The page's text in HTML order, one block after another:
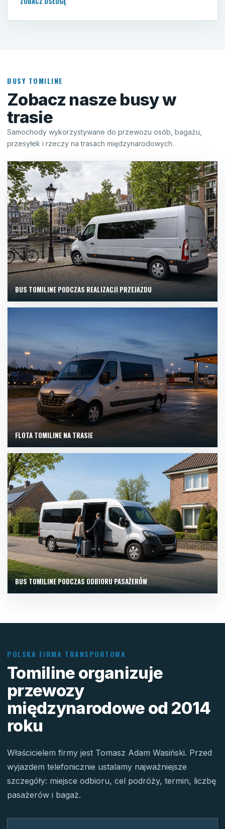
BUSY TOMILINE
Zobacz nasze busy w
trasie
Samochody wykorzystywane do przewozu osób, bagażu,
przesyłek i rzeczy na trasach międzynarodowych.
BUS TOMILINE PODCZAS REALIZACJI PRZEJAZDU
FLOTA TOMILINE NA TRASIE
BUS TOMILINE PODCZAS ODBIORU PASAŻERÓW
POLSKA FIRMA TRANSPORTOWA
Tomiline organizuje
przewozy
międzynarodowe od 2014
roku
Właścicielem firmy jest Tomasz Adam Wasiński. Przed
wyjazdem telefonicznie ustalamy najważniejsze
szczegóły: miejsce odbioru, cel podróży, termin, liczbę
pasażerów i bagaż.